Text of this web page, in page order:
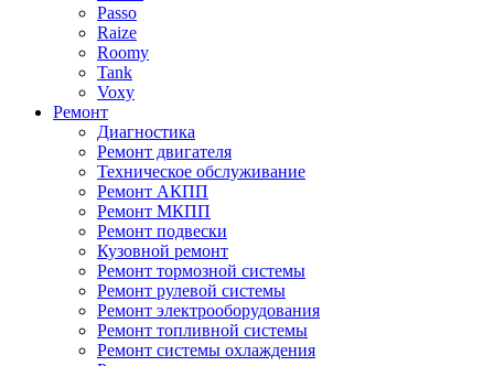
Passo
Raize
Roomy
Tank
Voxy
Ремонт
Диагностика
Ремонт двигателя
Техническое обслуживание
Ремонт АКПП
Ремонт МКПП
Ремонт подвески
Кузовной ремонт
Ремонт тормозной системы
Ремонт рулевой системы
Ремонт электрооборудования
Ремонт топливной системы
Ремонт системы охлаждения